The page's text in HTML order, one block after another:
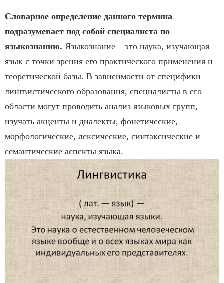
Словарное определение данного термина
подразумевает под собой специалиста по
языкознанию. Языкознание – это наука, изучающая
язык с точки зрения его практического применения и
теоретической базы. В зависимости от специфики
лингвистического образования, специалисты в его
области могут проводить анализ языковых групп,
изучать акценты и диалекты, фонетические,
морфологические, лексические, синтаксические и
семантические аспекты языка.